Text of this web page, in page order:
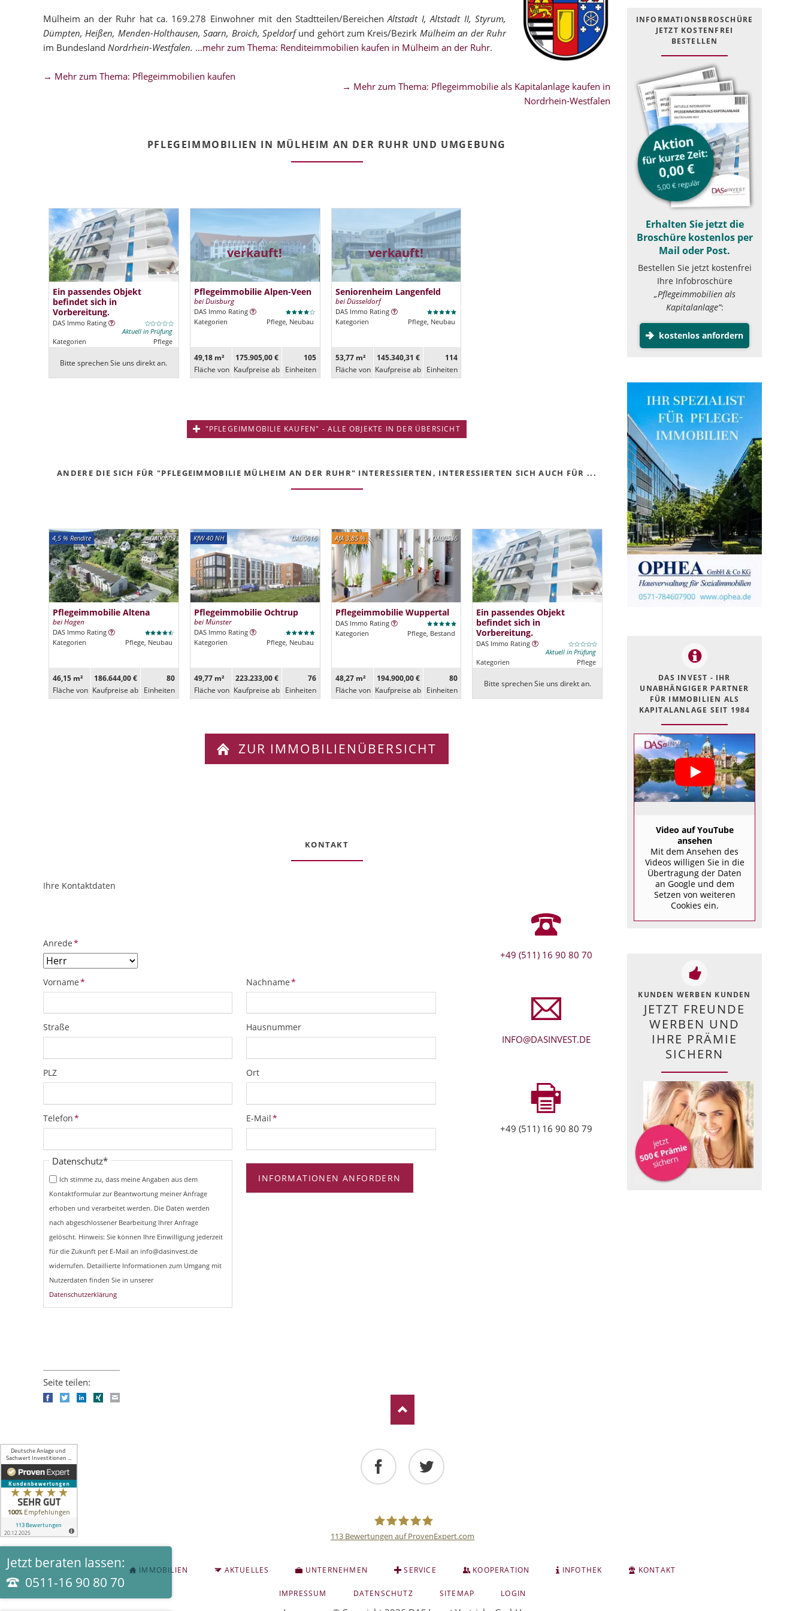
Jetzt beraten lassen:
0511-16 90 80 70
Mülheim an der Ruhr hat ca. 169.278 Einwohner mit den Stadtteilen/BereichenAltstadt I, Altstadt II, Styrum,
Dümpten, Heißen, Menden-Holthausen, Saarn, Broich, Speldorfund gehört zum Kreis/Bezirk Mülheim an der Ruhr
im Bundesland Nordrhein-Westfalen. ...mehr zum Thema: Renditeimmobilien kaufen in Mülheim an der Ruhr.
→ Mehr zum Thema: Pflegeimmobilien kaufen
→ Mehr zum Thema: Pflegeimmobilie als Kapitalanlage kaufen in
Nordrhein-Westfalen
PFLEGEIMMOBILIEN IN MÜLHEIM AN DER RUHR UND UMGEBUNG
Ein passendes Objekt
befindet sich in
Vorbereitung.
DAS Immo Rating
Aktuell in Prüfung
Kategorien
Pflege
Bitte sprechen Sie uns direkt an.
verkauft!
Pflegeimmobilie Alpen-Veen
bei Duisburg
DAS Immo Rating
Kategorien
Pflege, Neubau
49,18 m²
Fläche von
175.905,00 €
Kaufpreise ab
105
Ein­heiten
verkauft!
Seniorenheim Langenfeld
bei Düsseldorf
DAS Immo Rating
Kategorien
Pflege, Neubau
53,77 m²
Fläche von
145.340,31 €
Kaufpreise ab
114
Ein­heiten
"PFLEGEIMMOBILIE KAUFEN" - ALLE OBJEKTE IN DER ÜBERSICHT
ANDERE DIE SICH FÜR "PFLEGEIMMOBILIE MÜLHEIM AN DER RUHR" INTERESSIERTEN, INTERESSIERTEN SICH AUCH FÜR ...
DA00609
4,5 % Rendite
Pflegeimmobilie Altena
bei Hagen
DAS Immo Rating
Kategorien
Pflege, Neubau
46,15 m²
Fläche von
186.644,00 €
Kaufpreise ab
80
Ein­heiten
DA00616
KfW 40 NH
Pflegeimmobilie Ochtrup
bei Münster
DAS Immo Rating
Kategorien
Pflege, Neubau
49,77 m²
Fläche von
223.233,00 €
Kaufpreise ab
76
Ein­heiten
DA00536
AfA 3,85 %
Pflegeimmobilie Wuppertal
DAS Immo Rating
Kategorien
Pflege, Bestand
48,27 m²
Fläche von
194.900,00 €
Kaufpreise ab
80
Ein­heiten
Ein passendes Objekt
befindet sich in
Vorbereitung.
DAS Immo Rating
Aktuell in Prüfung
Kategorien
Pflege
Bitte sprechen Sie uns direkt an.
ZUR IMMOBILIENÜBERSICHT
KONTAKT
ObjektPlatzhalter
URL
Ihre Kontaktdaten
Pflichtfeld
Anrede*
Pflichtfeld
Vorname* Pflichtfeld
Nachname*
Straße Hausnummer
PLZ Ort
Pflichtfeld
Telefon* Pflichtfeld
E-Mail*
Pflichtfeld
Datenschutz*
Ich stimme zu, dass meine Angaben aus dem
Kontaktformular zur Beantwortung meiner Anfrage
erhoben und verarbeitet werden. Die Daten werden
nach abgeschlossener Bearbeitung Ihrer Anfrage
gelöscht. Hinweis: Sie können Ihre Einwilligung jederzeit
für die Zukunft per E-Mail an info@dasinvest.de
widerrufen. Detaillierte Informationen zum Umgang mit
Nutzerdaten finden Sie in unserer
Datenschutzerklärung
INFORMATIONEN ANFORDERN
+49 (511) 16 90 80 70
INFO@DASINVEST.DE
+49 (511) 16 90 80 79
INFOR­MATIONS­BROSCHÜRE
JETZT KOSTEN­FREI
BESTELLEN
Erhalten Sie jetzt die
Broschüre kostenlos per
Mail oder Post.
Bestellen Sie jetzt kostenfrei
Ihre Infobroschüre
„Pflegeimmobilien als
Kapitalanlage”:
kostenlos anfordern
DAS INVEST - IHR
UNABHÄNGIGER PARTNER
FÜR IMMOBILIEN ALS
KAPITALANLAGE SEIT 1984
Video auf YouTube
ansehen
Mit dem Ansehen des
Videos willigen Sie in die
Übertragung der Daten
an Google und dem
Setzen von weiteren
Cookies ein.
KUNDEN WERBEN KUNDEN
JETZT FREUNDE
WERBEN UND
IHRE PRÄMIE
SICHERN
Seite teilen:
FacebookTwitterLinkedIn
Xing
113 Bewertungen auf ProvenExpert.com
NAVIGATION
ÜBERSPRINGEN
IMMOBILIEN AKTUELLES UNTERNEHMEN SERVICE KOOPERATION INFOTHEK
KONTAKT
ÜBERSPRINGEN
IMPRESSUM DATENSCHUTZ SITEMAP LOGIN